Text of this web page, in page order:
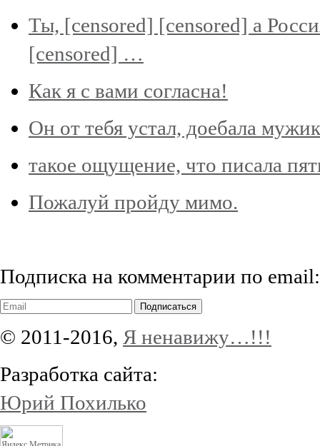
Ты, [censored] [censored] а
[censored] …
Как я с вами согласна!
Он от тебя устал, доебала
такое ощущение, что писала
Пожалуй пройду мимо.
Подписка на комментарии по email:
Подписаться
© 2011-2016, Я ненавижу…!!!
Разработка сайта:
Юрий Похилько